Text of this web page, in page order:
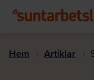
Hem Artiklar